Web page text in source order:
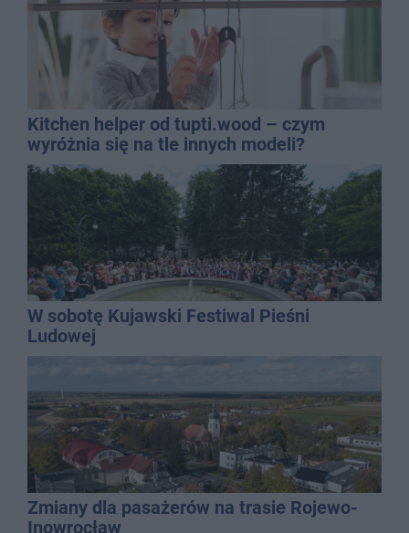
Kitchen helper od tupti.wood – czym
wyróżnia się na tle innych modeli?
W sobotę Kujawski Festiwal Pieśni
Ludowej
Zmiany dla pasażerów na trasie Rojewo-
Inowrocław